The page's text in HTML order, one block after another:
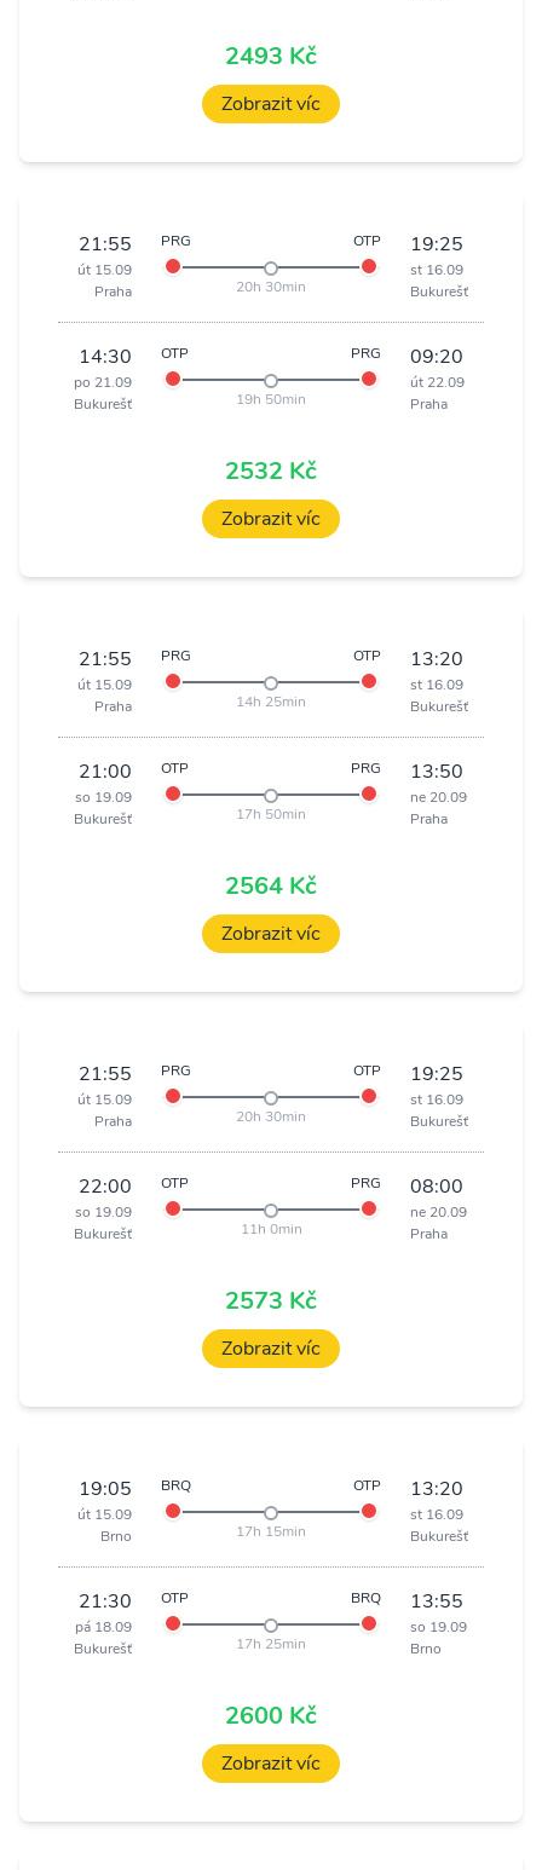
2493 Kč
Zobrazit víc
21:55
út 15.09
Praha
PRG OTP
20h 30min
19:25
st 16.09
Bukurešť
14:30
po 21.09
Bukurešť
OTP PRG
19h 50min
09:20
út 22.09
Praha
2532 Kč
Zobrazit víc
21:55
út 15.09
Praha
PRG OTP
14h 25min
13:20
st 16.09
Bukurešť
21:00
so 19.09
Bukurešť
OTP PRG
17h 50min
13:50
ne 20.09
Praha
2564 Kč
Zobrazit víc
21:55
út 15.09
Praha
PRG OTP
20h 30min
19:25
st 16.09
Bukurešť
22:00
so 19.09
Bukurešť
OTP PRG
11h 0min
08:00
ne 20.09
Praha
2573 Kč
Zobrazit víc
19:05
út 15.09
Brno
BRQ OTP
17h 15min
13:20
st 16.09
Bukurešť
21:30
pá 18.09
Bukurešť
OTP BRQ
17h 25min
13:55
so 19.09
Brno
2600 Kč
Zobrazit víc